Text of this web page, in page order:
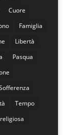
Cuore
Famiglia
Libertà
Pasqua
Tempo